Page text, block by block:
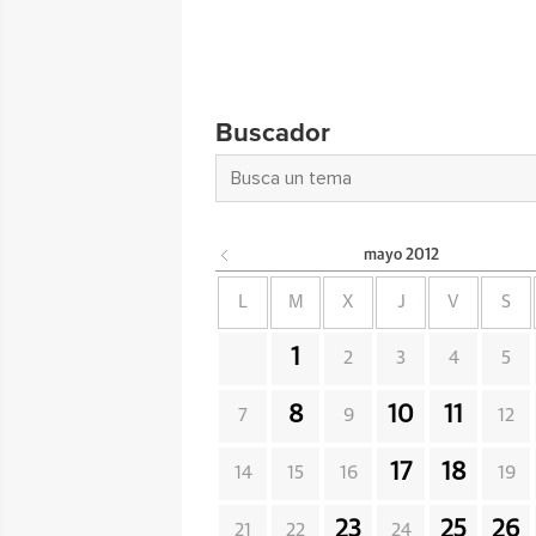
Buscador
mayo 2012
L M X J V S
1 2 3 4 5
7 8 9 10 11 12
14 15 16 17 18 19
21 22 23 24 25 26